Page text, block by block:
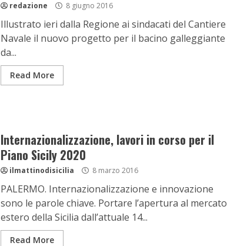
redazione 8 giugno 2016
Illustrato ieri dalla Regione ai sindacati del Cantiere
Navale il nuovo progetto per il bacino galleggiante
da...
Read More
Internazionalizzazione, lavori in corso per il
Piano Sicily 2020
ilmattinodisicilia 8 marzo 2016
PALERMO. Internazionalizzazione e innovazione
sono le parole chiave. Portare l’apertura al mercato
estero della Sicilia dall’attuale 14...
Read More